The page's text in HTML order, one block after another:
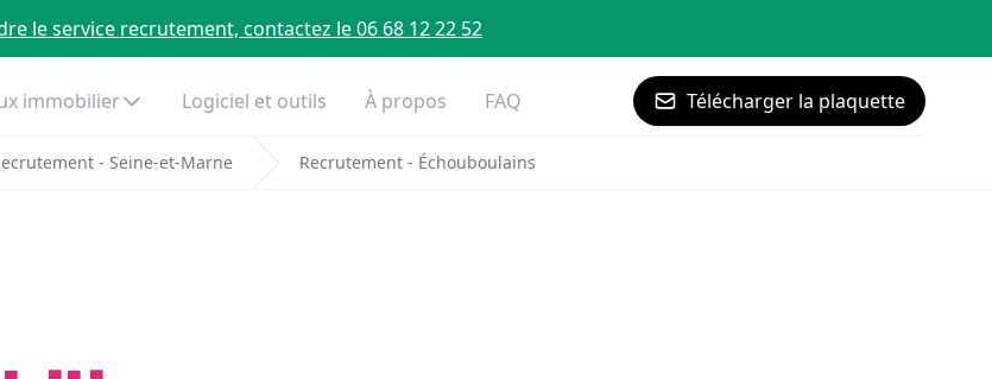
le service recrutement, contactez le 06 68 12 22 52
immobilier Logiciel et outils À propos FAQ Télécharger la plaquette
- Seine-et-Marne Recrutement - Échouboulains